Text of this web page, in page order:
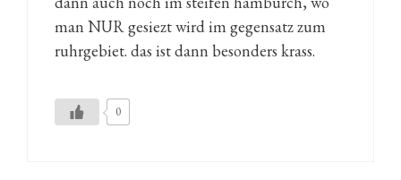
man NUR gesiezt wird im gegensatz zum
ruhrgebiet. das ist dann besonders krass.
0